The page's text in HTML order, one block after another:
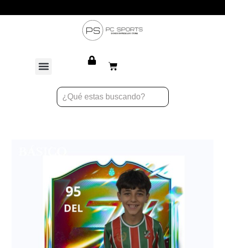
Atención personalizada para equipos